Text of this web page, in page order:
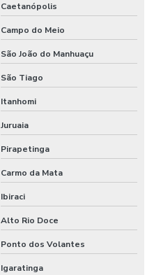
Caetanópolis
Campo do Meio
São João do Manhuaçu
São Tiago
Itanhomi
Juruaia
Pirapetinga
Carmo da Mata
Ibiraci
Alto Rio Doce
Ponto dos Volantes
Igaratinga